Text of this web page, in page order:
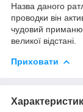
Назва даного
проводки він
чудовий
великої відстані.
Приховати